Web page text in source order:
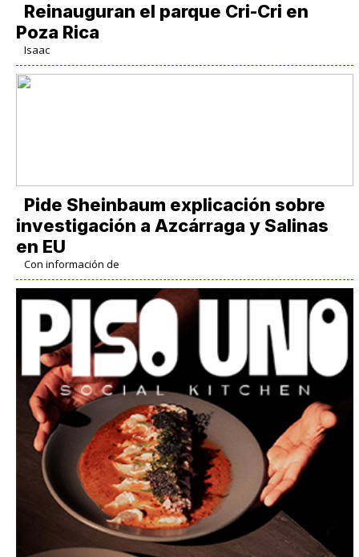
Reinauguran el parque Cri-Cri en
Poza Rica
Isaac
Pide Sheinbaum explicación sobre
investigación a Azcárraga y Salinas
en EU
Con información de